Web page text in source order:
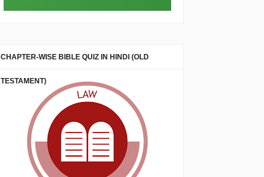
CHAPTER-WISE BIBLE QUIZ IN HINDI (OLD
TESTAMENT)